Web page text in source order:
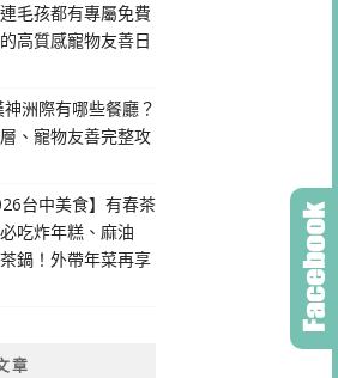
毛孩都有專屬免費
高質感寵物友善日
神洲際有哪些餐廳？
、寵物友善完整攻
台中美食】有春茶
吃炸年糕、麻油
鍋！外帶年菜再享
章